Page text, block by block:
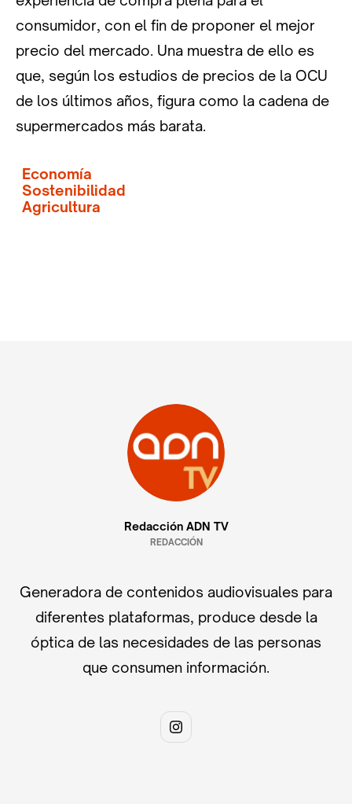
consumidor, con el fin de proponer el mejor
precio del mercado. Una muestra de ello es
que, según los estudios de precios de la OCU
de los últimos años, figura como la cadena de
supermercados más barata.
Economía
Sostenibilidad
Agricultura
Redacción ADN TV
REDACCIÓN
Generadora de contenidos audiovisuales para
diferentes plataformas, produce desde la
óptica de las necesidades de las personas
que consumen información.